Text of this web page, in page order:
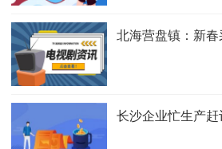
北海营盘镇：新春
长沙企业忙生产赶